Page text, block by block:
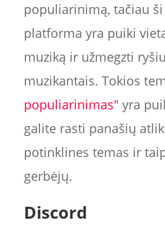
populiarinimą, tačiau
platforma yra puiki
muziką ir užmegzti
muzikantais. Tokios
populiarinimas" yra
galite rasti panašių
potinklines temas ir
gerbėjų.
Discord